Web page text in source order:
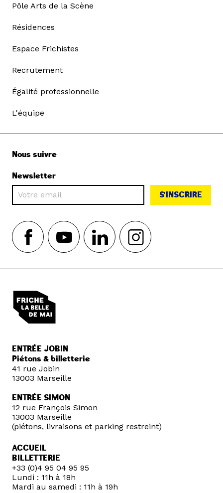
Pôle Arts de la Scène
Résidences
Espace Frichistes
Recrutement
Égalité professionnelle
L'équipe
Nous suivre
Newsletter
S'INSCRIRE
ENTRÉE JOBIN
Piétons & billetterie
41 rue Jobin
13003 Marseille
ENTRÉE SIMON
12 rue François Simon
13003 Marseille
(piétons, livraisons et parking restreint)
ACCUEIL
BILLETTERIE
+33 (0)4 95 04 95 95
Lundi : 11h à 18h
Mardi au samedi : 11h à 19h